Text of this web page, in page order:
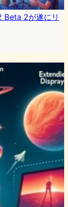
Beta 2が遂にリ